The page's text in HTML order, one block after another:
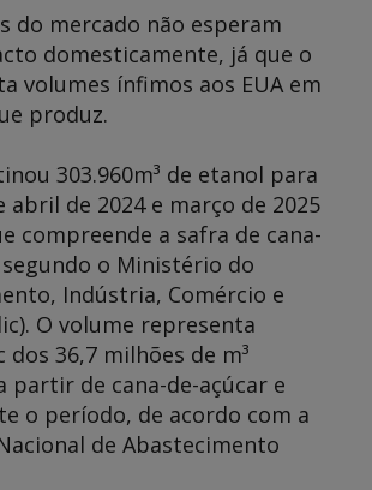
do mercado não esperam
domesticamente, já que o
volumes ínfimos aos EUA em
produz.
303.960m³ de etanol para
abril de 2024 e março de 2025
compreende a safra de cana-
o Ministério do
Indústria, Comércio e
O volume representa
dos 36,7 milhões de m³
partir de cana-de-açúcar e
o período, de acordo com a
de Abastecimento